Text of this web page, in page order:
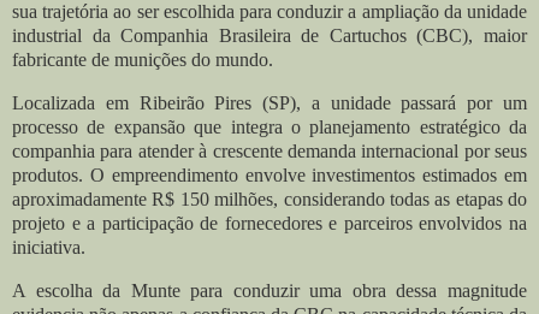
sua trajetória ao ser escolhida para conduzir a ampliação da unidade
industrial da Companhia Brasileira de Cartuchos (CBC), maior
fabricante de munições do mundo.
Localizada em Ribeirão Pires (SP), a unidade passará por um
processo de expansão que integra o planejamento estratégico da
companhia para atender à crescente demanda internacional por seus
produtos. O empreendimento envolve investimentos estimados em
aproximadamente R$ 150 milhões, considerando todas as etapas do
projeto e a participação de fornecedores e parceiros envolvidos na
iniciativa.
A escolha da Munte para conduzir uma obra dessa magnitude